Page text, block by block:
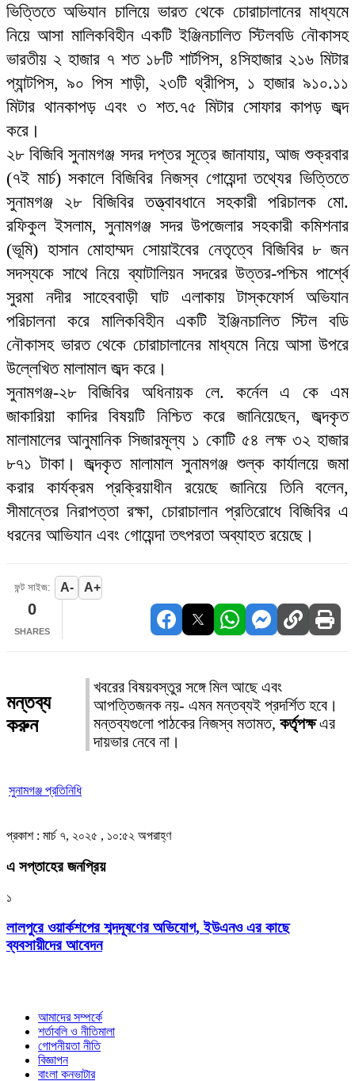
ভিত্তিতে অভিযান চালিয়ে ভারত থেকে চোরাচালানের মাধ্যমে
নিয়ে আসা মালিকবিহীন একটি ইঞ্জিনচালিত স্টিলবডি নৌকাসহ
ভারতীয় ২ হাজার ৭ শত ১৮টি শার্টপিস, ৪সিহাজার ২১৬ মিটার
প্যান্টপিস, ৯০ পিস শাড়ী, ২৩টি থ্রীপিস, ১ হাজার ৯১০.১১
মিটার থানকাপড় এবং ৩ শত.৭৫ মিটার সোফার কাপড় জব্দ
করে।
২৮ বিজিবি সুনামগঞ্জ সদর দপ্তর সূত্রে জানাযায়, আজ শুক্রবার
(৭ই মার্চ) সকালে বিজিবির নিজস্ব গোয়েন্দা তথ্যের ভিত্তিতে
সুনামগঞ্জ ২৮ বিজিবির তত্ত্বাবধানে সহকারী পরিচালক মো.
রফিকুল ইসলাম, সুনামগঞ্জ সদর উপজেলার সহকারী কমিশনার
(ভূমি) হাসান মোহাম্মদ সোয়াইবের নেতৃত্বে বিজিবির ৮ জন
সদস্যকে সাথে নিয়ে ব্যাটালিয়ন সদরের উত্তর-পশ্চিম পার্শ্বে
সুরমা নদীর সাহেববাড়ী ঘাট এলাকায় টাস্কফোর্স অভিযান
পরিচালনা করে মালিকবিহীন একটি ইঞ্জিনচালিত স্টিল বডি
নৌকাসহ ভারত থেকে চোরাচালানের মাধ্যমে নিয়ে আসা উপরে
উল্লেখিত মালামাল জব্দ করে।
সুনামগঞ্জ-২৮ বিজিবির অধিনায়ক লে. কর্নেল এ কে এম
জাকারিয়া কাদির বিষয়টি নিশ্চিত করে জানিয়েছেন, জব্দকৃত
মালামালের আনুমানিক সিজারমূল্য ১ কোটি ৫৪ লক্ষ ৩২ হাজার
৮৭১ টাকা। জব্দকৃত মালামাল সুনামগঞ্জ শুল্ক কার্যালয়ে জমা
করার কার্যক্রম প্রক্রিয়াধীন রয়েছে জানিয়ে তিনি বলেন,
সীমান্তের নিরাপত্তা রক্ষা, চোরাচালান প্রতিরোধে বিজিবির এ
ধরনের আভিযান এবং গোয়েন্দা তৎপরতা অব্যাহত রয়েছে।
ফন্ট সাইজ: A- A+
0
SHARES
মন্তব্য
করুন
খবরের বিষয়বস্তুর সঙ্গে মিল আছে এবং
আপত্তিজনক নয়- এমন মন্তব্যই প্রদর্শিত হবে।
মন্তব্যগুলো পাঠকের নিজস্ব মতামত, কর্তৃপক্ষএর
দায়ভার নেবে না।
সুনামগঞ্জ প্রতিনিধি
প্রকাশ : মার্চ ৭, ২০২৫ , ১০:৫২ অপরাহ্ণ
এ সপ্তাহের জনপ্রিয়
১
লালপুরে ওয়ার্কশপের শব্দদূষণের অভিযোগ, ইউএনও এর কাছে
ব্যবসায়ীদের আবেদন
আমাদের সম্পর্কে
শর্তাবলি ও নীতিমালা
গোপনীয়তা নীতি
বিজ্ঞাপন
বাংলা কনভাটার